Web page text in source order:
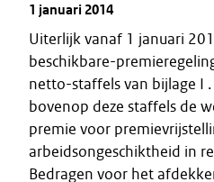
1 januari 2014
Uiterlijk vanaf 1 januari
beschikbare-
netto-staffels van bijlage I
bovenop deze staffels de
premie voor
arbeidsongeschiktheid in
Bedragen voor het